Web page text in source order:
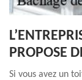
PROPOSE
Si vous avez un